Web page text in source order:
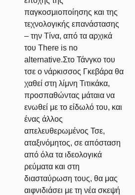
παγκοσμιοποίησης και της
τεχνολογικής επανάστασης
– την Τίνα, από τα αρχικά
του There is no
alternative.Στο Τάνγκο του
τσε ο νάρκισσος Γκεβάρα θα
χαθεί στη λίμνη Τιτικάκα,
προσπαθώντας μάταια να
ενωθεί με το είδωλό του, και
ένας άλλος
απελευθερωμένος Τσε,
αταξινόμητος, σε απόσταση
από όλα τα ιδεολογικά
ρεύματα και στη
διασταύρωση τους, θα μας
αιφνιδιάσει με τη νέα σκεψή